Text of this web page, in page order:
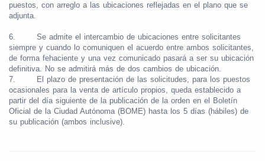
puestos, con arreglo a las ubicaciones reflejadas en el plano que se
adjunta.
6.
Se admite el intercambio de ubicaciones entre solicitantes
siempre y cuando lo comuniquen el acuerdo entre ambos solicitantes,
de forma fehaciente y una vez comunicado pasará a ser su ubicación
definitiva. No se admitirá más de dos cambios de ubicación.
7.
El plazo de presentación de las solicitudes, para los puestos
ocasionales para la venta de artículo propios, queda establecido a
partir del día siguiente de la publicación de la orden en el Boletín
Oficial de la Ciudad Autónoma (BOME) hasta los 5 días (hábiles) de
su publicación (ambos inclusive).